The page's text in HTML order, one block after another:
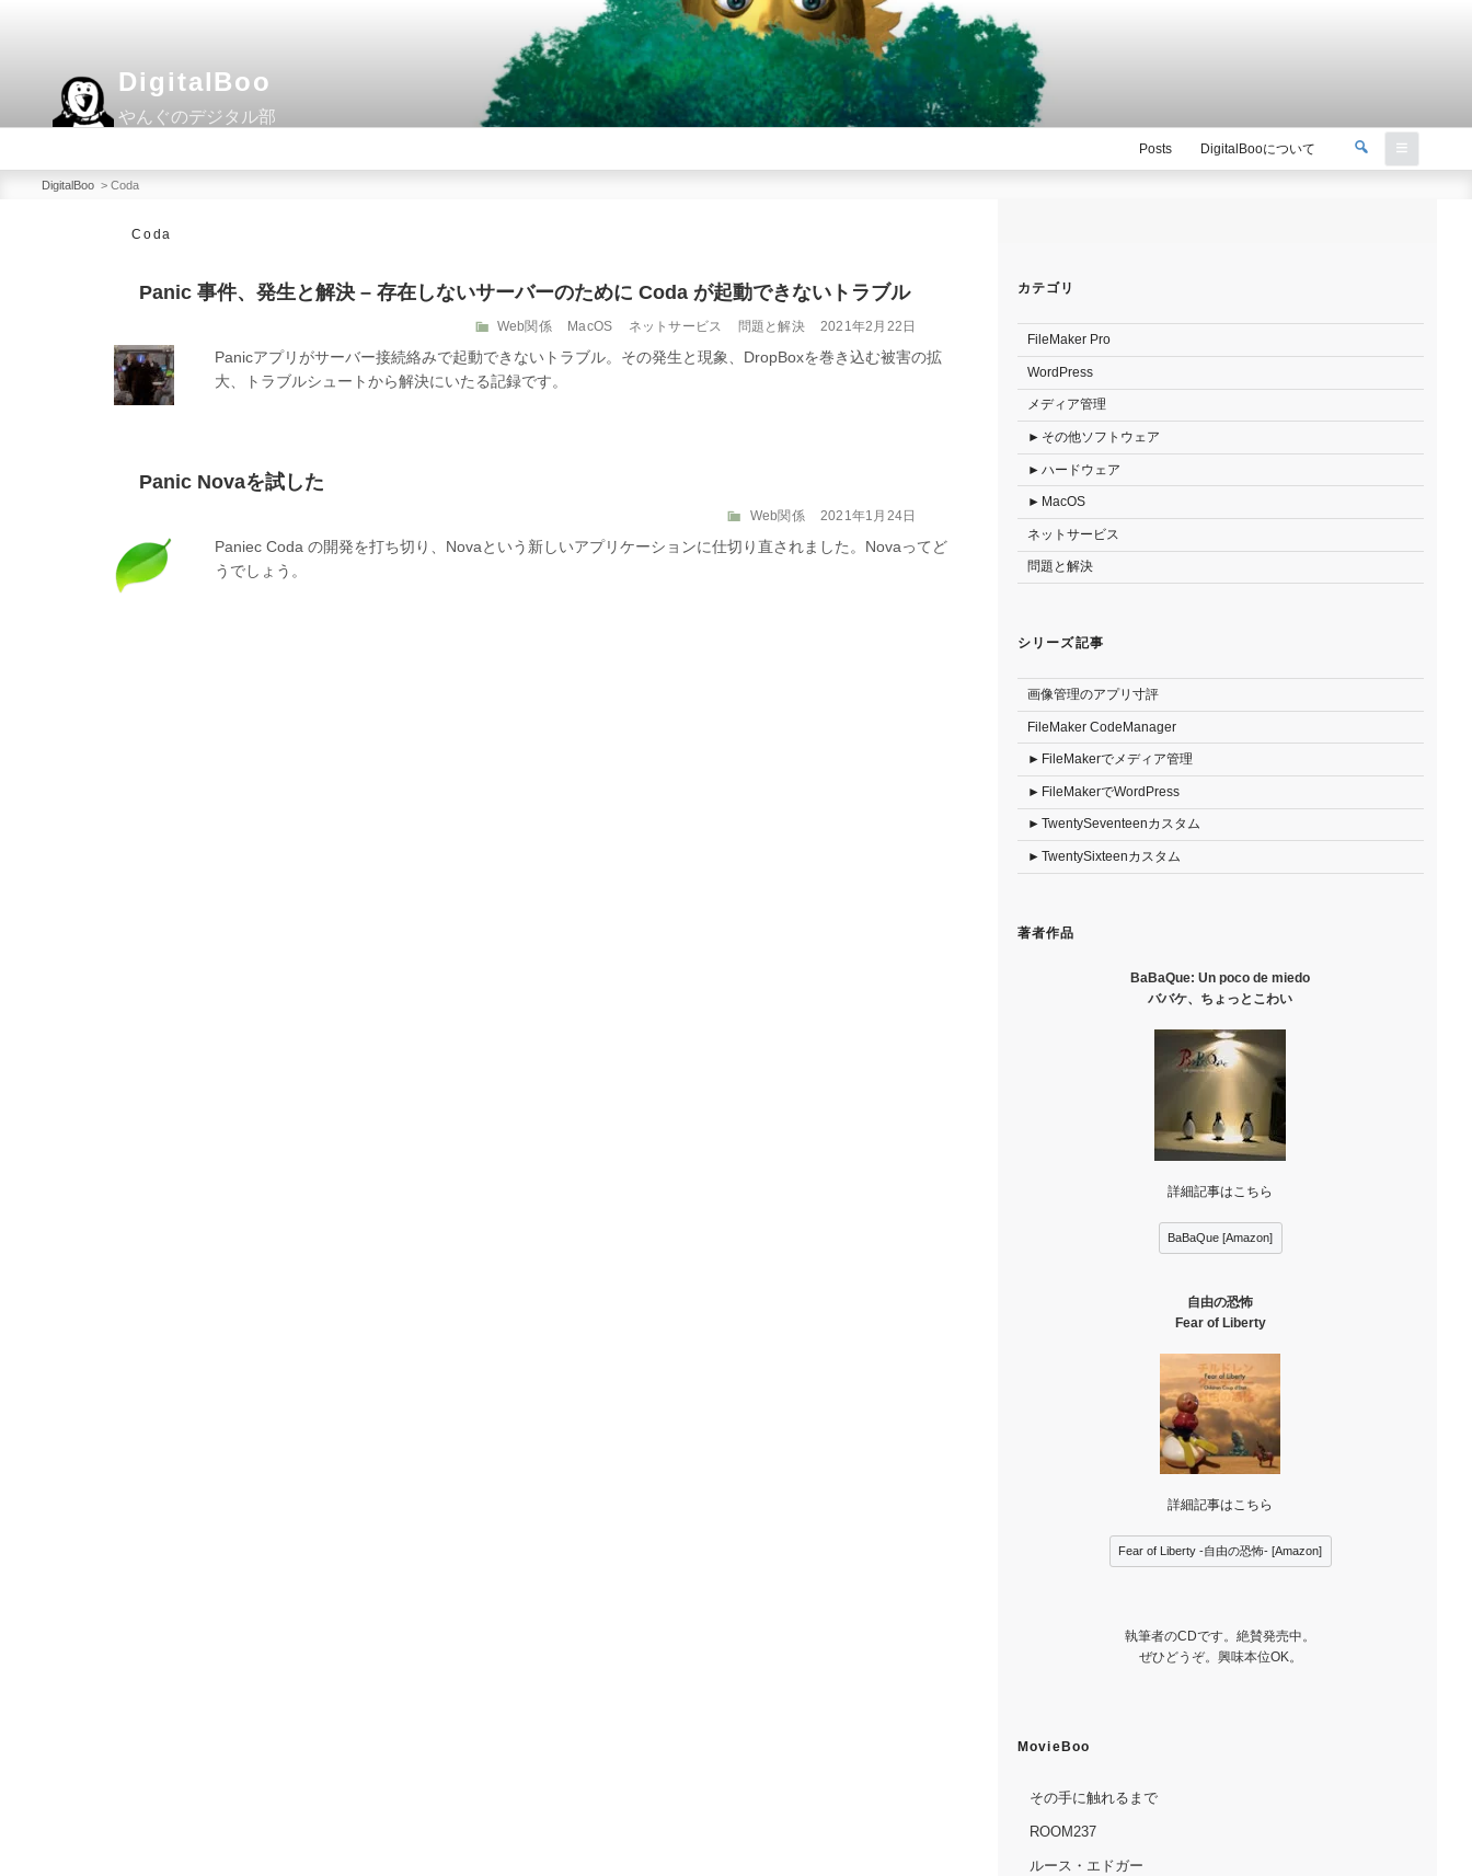
ツ
DigitalBoo
やんぐのデジタル部
Posts
DigitalBooについて
検
検
索
DigitalBoo > Coda
Coda
Panic 事件、発生と解決 – 存在しないサーバーのために Coda が起動できないトラブル
カ
ゴ
リ
Web関係 MacOS ネットサービス 問題と解決
投
日:
2021年2月22日
Panicアプリがサーバー接続絡みで起動できないトラブル。その発生と現象、DropBoxを巻き込む被害の拡
大、トラブルシュートから解決にいたる記録です。
Panic Novaを試した
カ
ゴ
Web関係
投
日:
2021年1月24日
Paniec Coda の開発を打ち切り、Novaという新しいアプリケーションに仕切り直されました。Novaってど
うでしょう。
カテゴリ
FileMaker Pro
WordPress
メディア管理
その他ソフトウェア
ハードウェア
MacOS
ネットサービス
問題と解決
シリーズ記事
画像管理のアプリ寸評
FileMaker CodeManager
FileMakerでメディア管理
FileMakerでWordPress
TwentySeventeenカスタム
TwentySixteenカスタム
著者作品
BaBaQue: Un poco de miedo
ババケ、ちょっとこわい
詳細記事はこちら
BaBaQue [Amazon]
自由の恐怖
Fear of Liberty
詳細記事はこちら
Fear of Liberty -自由の恐怖- [Amazon]
執筆者のCDです。絶賛発売中。
ぜひどうぞ。興味本位OK。
MovieBoo
その手に触れるまで
ROOM237
ルース・エドガー